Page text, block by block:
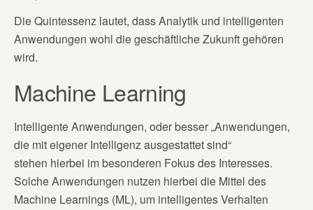
Die Quintessenz lautet, dass Analytik und intelligenten
Anwendungen wohl die geschäftliche Zukunft gehören
wird.
Machine Learning
Intelligente Anwendungen, oder besser „Anwendungen,
die mit eigener Intelligenz ausgestattet sind“
stehen hierbei im besonderen Fokus des Interesses.
Solche Anwendungen nutzen hierbei die Mittel des
Machine Learnings (ML), um intelligentes Verhalten